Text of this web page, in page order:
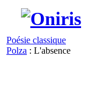
Poésie classique
Polza : L'absence